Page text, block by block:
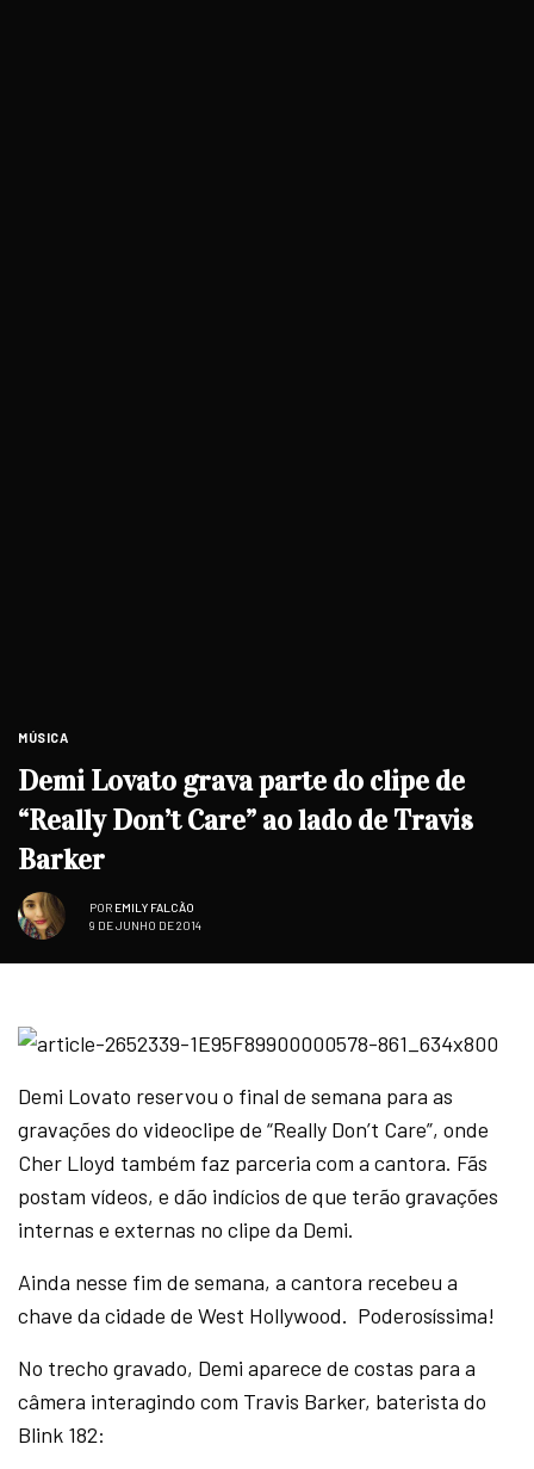
MÚSICA
Demi Lovato grava parte do clipe de
“Really Don’t Care” ao lado de Travis
Barker
POR EMILY FALCÃO
9 DE JUNHO DE 2014
Demi Lovato reservou o final de semana para as
gravações do videoclipe de “Really Don’t Care”, onde
Cher Lloyd também faz parceria com a cantora. Fãs
postam vídeos, e dão indícios de que terão gravações
internas e externas no clipe da Demi.
Ainda nesse fim de semana, a cantora recebeu a
chave da cidade de West Hollywood. Poderosíssima!
No trecho gravado, Demi aparece de costas para a
câmera interagindo com Travis Barker, baterista do
Blink 182: